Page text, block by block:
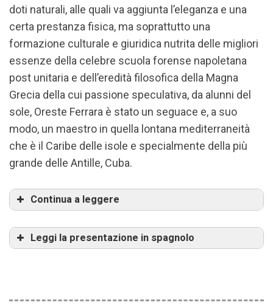
doti naturali, alle quali va aggiunta l’eleganza e una
certa prestanza fisica, ma soprattutto una
formazione culturale e giuridica nutrita delle migliori
essenze della celebre scuola forense napoletana
post unitaria e dell’eredità filosofica della Magna
Grecia della cui passione speculativa, da alunni del
sole, Oreste Ferrara è stato un seguace e, a suo
modo, un maestro in quella lontana mediterraneità
che è il Caribe delle isole e specialmente della più
grande delle Antille, Cuba.
Continua a leggere
Leggi la presentazione in spagnolo